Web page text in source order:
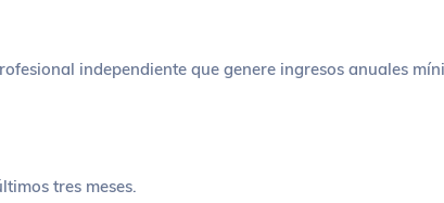
independiente que genere ingresos anuales
tres meses.